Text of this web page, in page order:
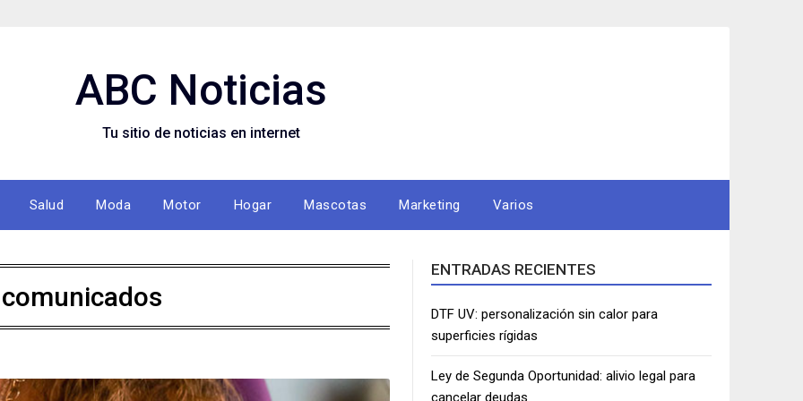
ABC Noticias
Tu sitio de noticias en internet
Salud Moda Motor Hogar Mascotas Marketing Varios
comunicados
ENTRADAS RECIENTES
DTF UV: personalización sin calor para
superficies rígidas
Ley de Segunda Oportunidad: alivio legal para
cancelar deudas